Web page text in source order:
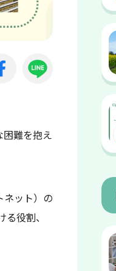
難を抱え
ネット）の
役割、